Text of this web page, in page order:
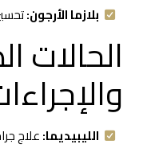
بلازما الأرجون:
الحالات
الليبيديما:علاج